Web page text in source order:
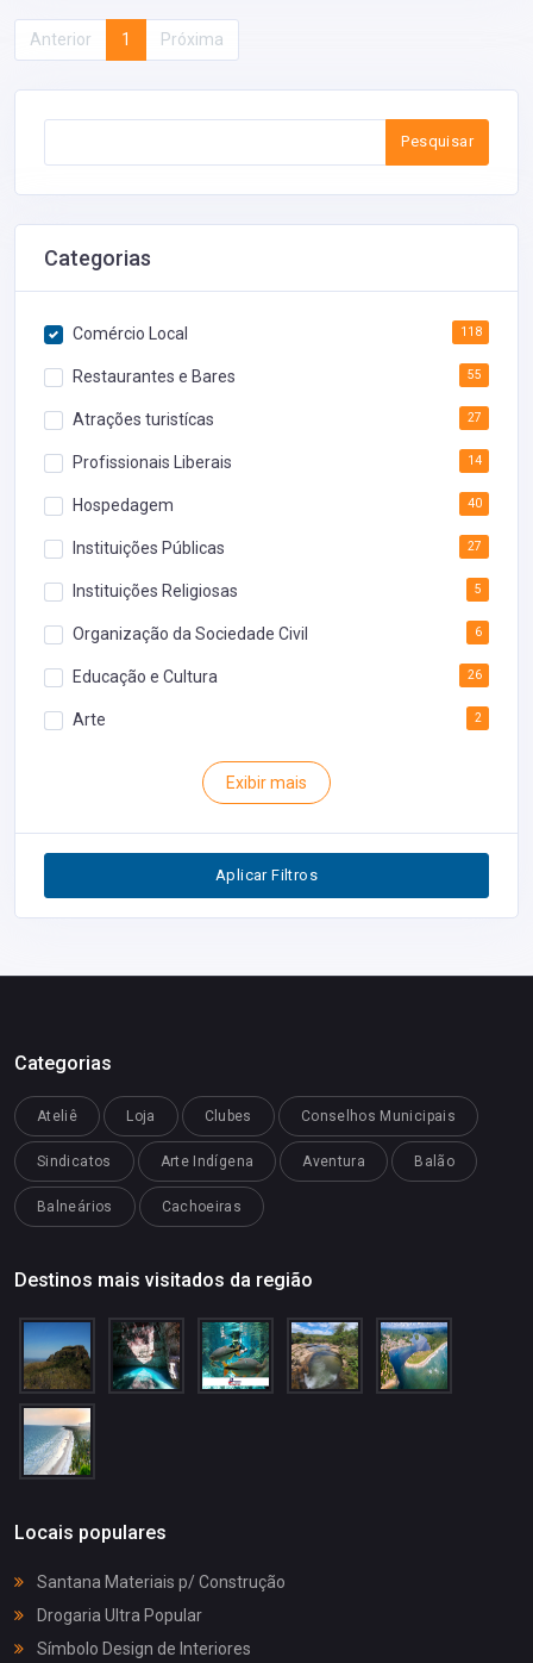
Anterior 1 Próxima
Pesquisar
Categorias
Comércio Local 118
Restaurantes e Bares 55
Atrações turistícas 27
Profissionais Liberais 14
Hospedagem 40
Instituições Públicas 27
Instituições Religiosas 5
Organização da Sociedade Civil 6
Educação e Cultura 26
Arte 2
Exibir mais
Aplicar Filtros
Categorias
Ateliê Loja Clubes Conselhos Municipais
Sindicatos Arte Indígena Aventura Balão
Balneários Cachoeiras
Destinos mais visitados da região
Locais populares
Santana Materiais p/ Construção
Drogaria Ultra Popular
Símbolo Design de Interiores